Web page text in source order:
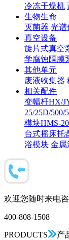
冷冻干燥机
生物生命
灭菌器 光谱
真空设备
旋片式真空
学腐蚀隔膜
其他单元
废液收集器
相关配件
变幅杆HX/
25/25D/500/
模块HMS-
台式摇床托
浴模块 金属
欢迎您随时来电
400-808-1508
PRODUCTS 产